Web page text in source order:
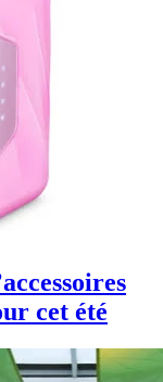
cet été